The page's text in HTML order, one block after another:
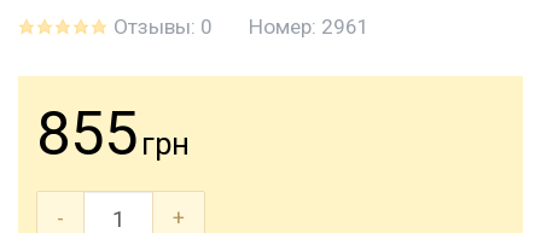
Отзывы: 0 Номер: 2961
855 грн
- +